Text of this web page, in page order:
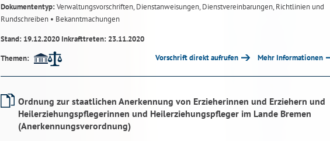
Dokumententyp:Verwaltungsvorschriften, Dienstanweisungen, Dienstvereinbarungen, Richtlinien und
Rundschreiben • Bekanntmachungen
Stand: 19.12.2020 Inkrafttreten: 23.11.2020
Themen:
Vorschrift direkt aufrufen Mehr Informationen
Ordnung zur staatlichen Anerkennung von Erzieherinnen und Erziehern und
Heilerziehungspflegerinnen und Heilerziehungspfleger im Lande Bremen
(Anerkennungsverordnung)